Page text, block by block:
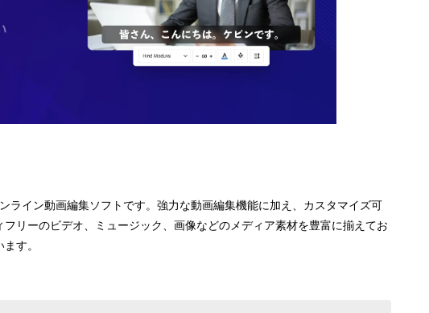
ライン動画編集ソフトです。強力な動画編集機能に加え、カスタマイズ可
リーのビデオ、ミュージック、画像などのメディア素材を豊富に揃えてお
す。